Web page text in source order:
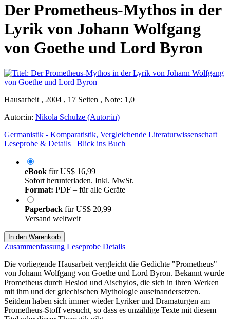
Der Prometheus-Mythos in der
Lyrik von Johann Wolfgang
von Goethe und Lord Byron
Hausarbeit , 2004 , 17 Seiten , Note: 1,0
Autor:in: Nikola Schulze (Autor:in)
Germanistik - Komparatistik, Vergleichende Literaturwissenschaft
Leseprobe & Details
Blick ins Buch
eBook fürUS$ 16,99
Sofort herunterladen. Inkl. MwSt.
Format: PDF – für alle Geräte
Paperback fürUS$ 20,99
Versand weltweit
In den Warenkorb
Zusammenfassung Leseprobe Details
Die vorliegende Hausarbeit vergleicht die Gedichte "Prometheus"
von Johann Wolfgang von Goethe und Lord Byron. Bekannt wurde
Prometheus durch Hesiod und Aischylos, die sich in ihren Werken
mit ihm und der griechischen Mythologie auseinandersetzen.
Seitdem haben sich immer wieder Lyriker und Dramaturgen am
Prometheus-Stoff versucht, so dass es unzählige Texte mit diesem